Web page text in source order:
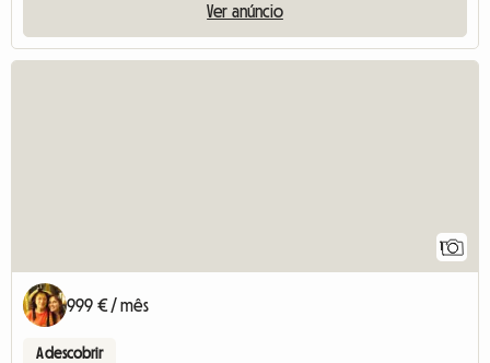
Ver anúncio
1
999 € / mês
A descobrir